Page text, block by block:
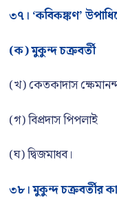
৩৭। ‘কবিকঙ্কণ’
(ক) মুকুন্দ চক্রবর্তী
(খ) কেতকাদাস
(গ) বিপ্রদাস পিপলাই
(ঘ) দ্বিজমাধব।
৩৮। মুকুন্দ চক্রবর্তীর